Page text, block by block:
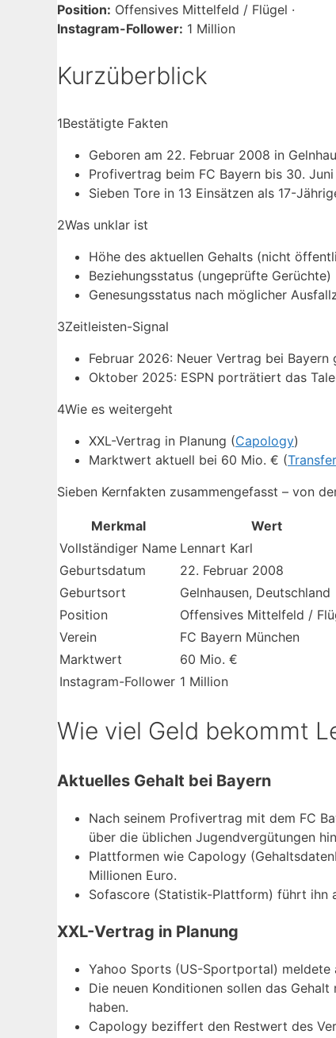
Position: Offensives Mittelfeld / Flügel ·
Instagram-Follower: 1 Million
Kurzüberblick
1Bestätigte Fakten
Geboren am 22. Februar 2008 in
Profivertrag beim FC Bayern bis 30.
Sieben Tore in 13 Einsätzen als 17-
2Was unklar ist
Höhe des aktuellen Gehalts (nicht
Beziehungsstatus (ungeprüfte Gerüchte)
Genesungsstatus nach möglicher
3Zeitleisten-Signal
Februar 2026: Neuer Vertrag bei Bayern
Oktober 2025: ESPN porträtiert das
4Wie es weitergeht
XXL-Vertrag in Planung (Capology)
Marktwert aktuell bei 60 Mio. € (
Sieben Kernfakten zusammengefasst – von
Merkmal
Wert
Vollständiger Name Lennart Karl
Geburtsdatum
22. Februar 2008
Geburtsort
Gelnhausen, Deutschland
Position
Offensives Mittelfeld /
Verein
FC Bayern München
Marktwert
60 Mio. €
Instagram-Follower 1 Million
Wie viel Geld bekommt
Aktuelles Gehalt bei Bayern
Nach seinem Profivertrag mit dem FC
über die üblichen Jugendvergütungen
Plattformen wie Capology
Millionen Euro.
Sofascore (Statistik-Plattform) führt ihn
XXL-Vertrag in Planung
Yahoo Sports (US-Sportportal) meldete
Die neuen Konditionen sollen das
haben.
Capology beziffert den Restwert des